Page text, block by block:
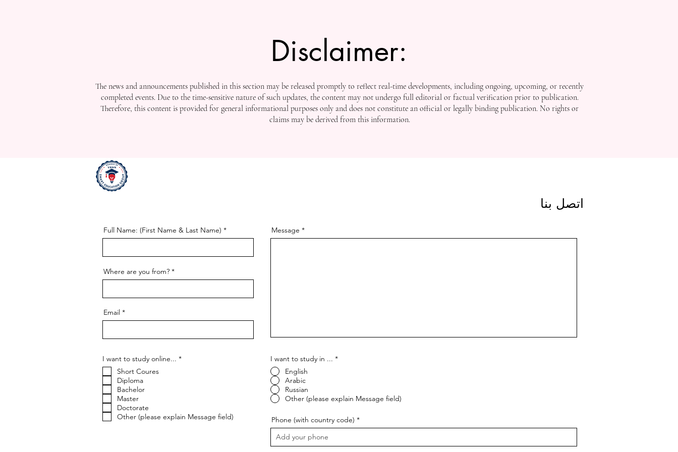
Disclaimer:
The news and announcements published in this section may be released promptly to reflect real-time developments, including ongoing, upcoming, or recently
completed events. Due to the time-sensitive nature of such updates, the content may not undergo full editorial or factual verification prior to publication.
Therefore, this content is provided for general informational purposes only and does not constitute an official or legally binding publication. No rights or
claims may be derived from this information.
اتصل بنا
Full Name: (First Name & Last Name)
Where are you from?
Email
Message
I want to study online... *إ
Short Coures
Diploma
Bachelor
Master
Doctorate
Other (please explain Message field)
I want to study in ... *
English
Arabic
Russian
Other (please explain Message field)
Phone (with country code)